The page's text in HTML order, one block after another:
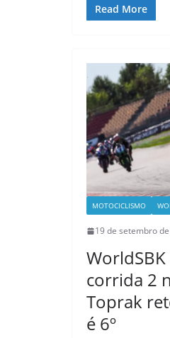
Read More
MOTOCICLISMO
19 de setembro
corrida 2
Toprak
é 6º